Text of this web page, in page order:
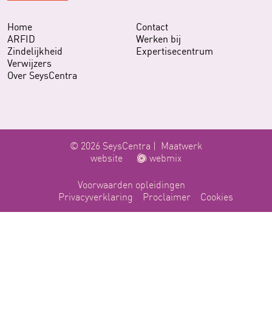
Home
ARFID
Zindelijkheid
Verwijzers
Over SeysCentra
Contact
Werken bij
Expertisecentrum
© 2026 SeysCentra | Maatwerk
website
webmix
Voorwaarden opleidingen
Privacyverklaring
Proclaimer Cookies